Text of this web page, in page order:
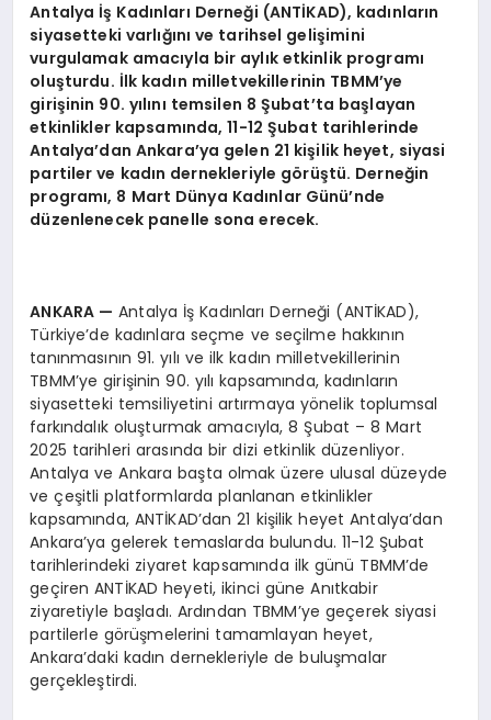
Antalya İş Kadınları Derneği (ANTİKAD), kadınların
siyasetteki varlığınıve tarihsel gelişimini
vurgulamak amacıyla bir aylık etkinlik programı
oluşturdu. İlk kadın milletvekillerinin TBMM’ye
girişinin 90. yılını temsilen 8 Şubat’ta başlayan
etkinlikler kapsamında, 11-12 Şubat tarihlerinde
Antalya’dan Ankara’ya gelen 21 kişilik heyet, siyasi
partiler ve kadın dernekleriyle görüştü. Derneğin
programı, 8 Mart Dünya Kadınlar Günü’nde
düzenlenecek panelle sona erecek.
ANKARA — Antalya İş Kadınları Derneği (ANTİKAD),
Türkiye’de kadınlara seçme ve seçilme hakkının
tanınmasının 91. yılı ve ilk kadın milletvekillerinin
TBMM’ye girişinin 90. yılı kapsamında, kadınların
siyasetteki temsiliyetini artırmaya yönelik toplumsal
farkındalık oluşturmak amacıyla, 8 Şubat – 8 Mart
2025 tarihleri arasında bir dizi etkinlik düzenliyor.
Antalya ve Ankara başta olmak üzere ulusal düzeyde
ve çeşitli platformlarda planlanan etkinlikler
kapsamında, ANTİKAD’dan 21 kişilik heyet Antalya’dan
Ankara’ya gelerek temaslarda bulundu. 11-12 Şubat
tarihlerindeki ziyaret kapsamında ilk günü TBMM’de
geçiren ANTİKAD heyeti, ikinci güne Anıtkabir
ziyaretiyle başladı. Ardından TBMM’ye geçerek siyasi
partilerle görüşmelerini tamamlayan heyet,
Ankara’daki kadın dernekleriyle de buluşmalar
gerçekleştirdi.